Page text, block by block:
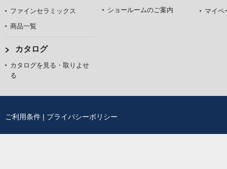
ファインセラミックス
商品一覧
カタログ
カタログを見る・取りよせ
る
ショールームのご案内
マイペ
ご利用条件 | プライバシーポリシー